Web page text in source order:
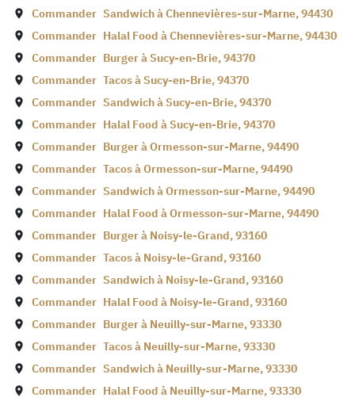
Commander Sandwich àChennevières-sur-Marne,94430
Commander Halal Food àChennevières-sur-Marne,94430
Commander Burger àSucy-en-Brie,94370
Commander Tacos àSucy-en-Brie,94370
Commander Sandwich àSucy-en-Brie,94370
Commander Halal Food àSucy-en-Brie,94370
Commander Burger àOrmesson-sur-Marne,94490
Commander Tacos àOrmesson-sur-Marne,94490
Commander Sandwich àOrmesson-sur-Marne,94490
Commander Halal Food àOrmesson-sur-Marne,94490
Commander Burger à Noisy-le-Grand,93160
Commander Tacos à Noisy-le-Grand,93160
Commander Sandwich à Noisy-le-Grand,93160
Commander Halal Food à Noisy-le-Grand,93160
Commander Burger à Neuilly-sur-Marne,93330
Commander Tacos à Neuilly-sur-Marne,93330
Commander Sandwich à Neuilly-sur-Marne,93330
Commander Halal Food à Neuilly-sur-Marne,93330